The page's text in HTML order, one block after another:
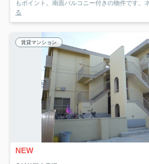
もポイント。南面バルコニー付きの物件です。
る
賃貸マンション
NEW